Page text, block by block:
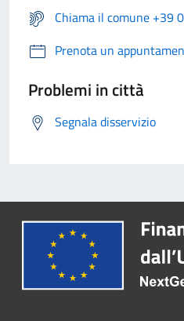
Chiama il comune +39
Prenota un
Problemi in città
Segnala disservizio